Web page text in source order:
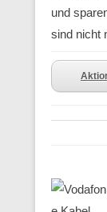
und
sind nicht